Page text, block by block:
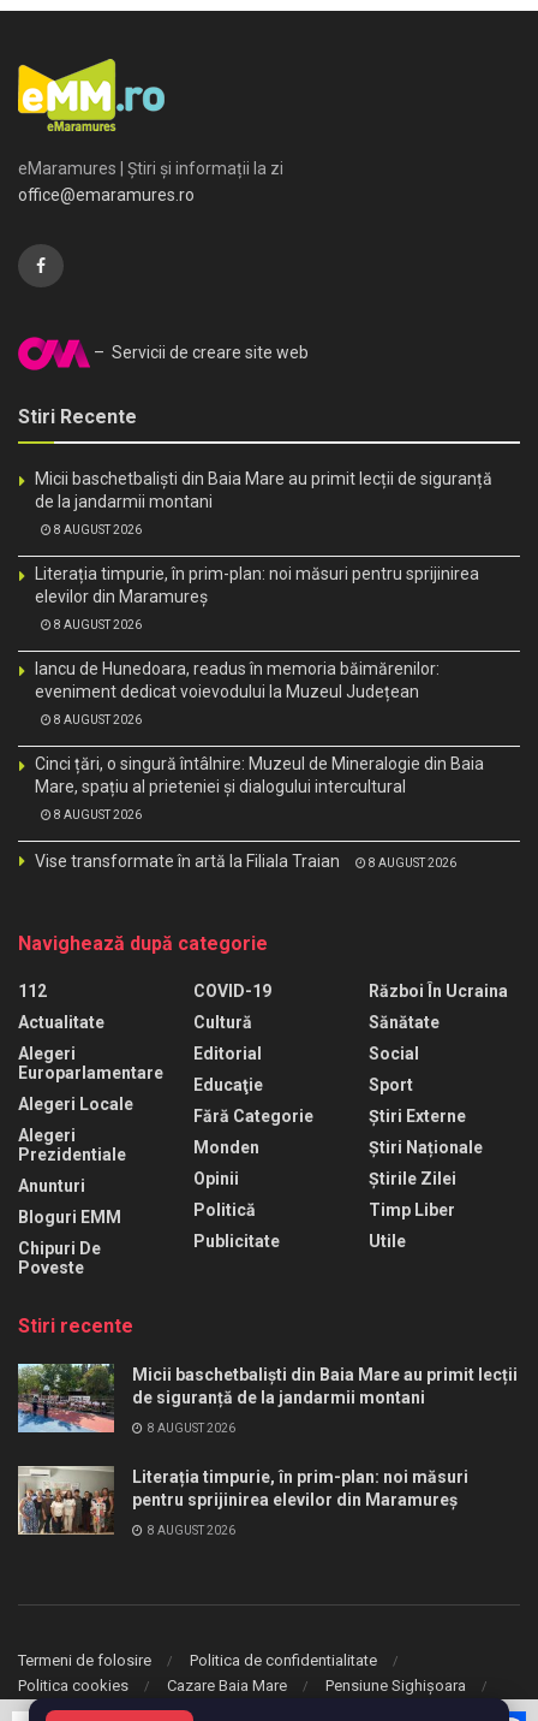
eMaramures | Știri și informații la zi
office@emaramures.ro
– Servicii de creare site web
Stiri Recente
Micii baschetbaliști din Baia Mare au primit lecții de siguranță
de la jandarmii montani
8 AUGUST 2026
Literația timpurie, în prim-plan: noi măsuri pentru sprijinirea
elevilor din Maramureș
8 AUGUST 2026
Iancu de Hunedoara, readus în memoria băimărenilor:
eveniment dedicat voievodului la Muzeul Județean
8 AUGUST 2026
Cinci țări, o singură întâlnire: Muzeul de Mineralogie din Baia
Mare, spațiu al prieteniei și dialogului intercultural
8 AUGUST 2026
Vise transformate în artă la Filiala Traian 8 AUGUST 2026
Navighează după categorie
112
Actualitate
Alegeri
Europarlamentare
Alegeri Locale
Alegeri
Prezidentiale
Anunturi
Bloguri EMM
Chipuri De
Poveste
COVID-19
Cultură
Editorial
Educaţie
Fără Categorie
Monden
Opinii
Politică
Publicitate
Război În Ucraina
Sănătate
Social
Sport
Știri Externe
Știri Naționale
Știrile Zilei
Timp Liber
Utile
Stiri recente
Micii baschetbaliști din Baia Mare au primit lecții
de siguranță de la jandarmii montani
8 AUGUST 2026
Literația timpurie, în prim-plan: noi măsuri
pentru sprijinirea elevilor din Maramureș
8 AUGUST 2026
Termeni de folosire
Politica de confidentialitate
Politica cookies
Cazare Baia Mare Pensiune Sighișoara